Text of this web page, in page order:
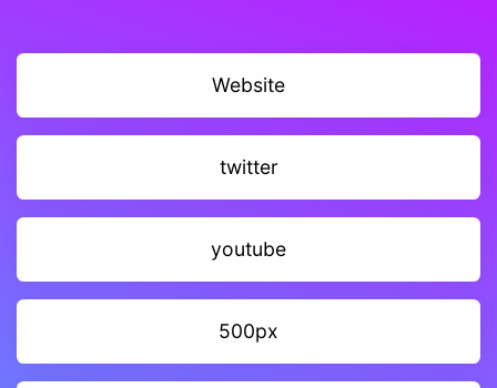
Website
twitter
youtube
500px